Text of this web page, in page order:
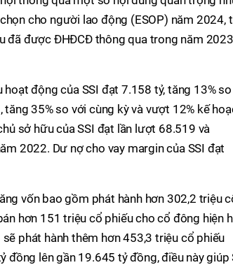
cho người lao động (ESOP) năm 2024,
đã được ĐHĐCĐ thông qua trong năm
động của SSI đạt 7.158 tỷ, tăng 13%
35% so với cùng kỳ và vượt 12% kế
sở hữu của SSI đạt lần lượt 68.519 và
2022. Dư nợ cho vay margin của SSI đạt
vốn bao gồm phát hành hơn 302,2 triệu
hơn 151 triệu cổ phiếu cho cổ đông hiện
phát hành thêm hơn 453,3 triệu cổ phiếu
lên gần 19.645 tỷ đồng, điều này giúp